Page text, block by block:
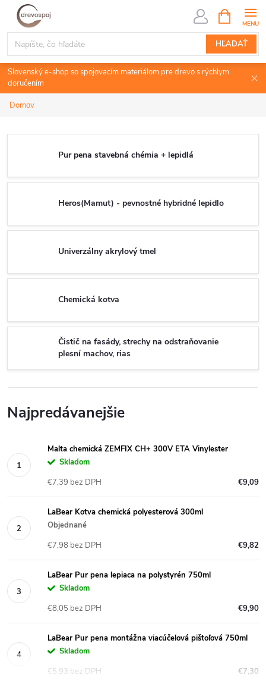
Prejsť
obsah
HĽADAŤ
KOŠÍK
Slovenský e-shop so spojovacím materiálom pre drevo s rýchlym
doručením
Domov
Pur pena stavebná chémia + lepidlá
Heros(Mamut) - pevnostné hybridné lepidlo
Univerzálny akrylový tmel
Chemická kotva
Čistič na fasády, strechy na odstraňovanie
plesní machov, rias
Najpredávanejšie
Malta chemická ZEMFIX CH+ 300V ETA Vinylester
Skladom
€9,09
€7,39 bez DPH
LaBear Kotva chemická polyesterová 300ml
Objednané
€9,82
€7,98 bez DPH
LaBear Pur pena lepiaca na polystyrén 750ml
Skladom
€9,90
€8,05 bez DPH
LaBear Pur pena montážna viacúčelová pištoľová 750ml
Skladom
€7,30
€5,93 bez DPH